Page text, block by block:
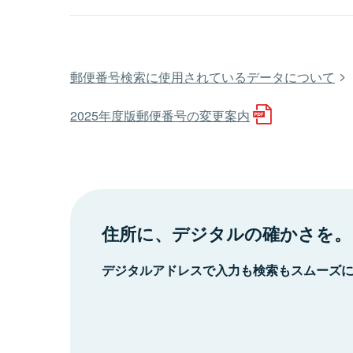
郵便番号検索に使用されているデータについて
2025年度版郵便番号の変更案内
住所に、デジタルの確かさを。
デジタルアドレスで入力も検索もスムーズ